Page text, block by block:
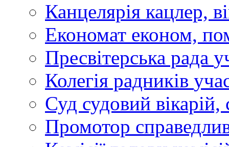
Канцелярія кацлер,
Економат економ,
Пресвітерська рада
Колегія радників
Суд судовий вікарій,
Промотор